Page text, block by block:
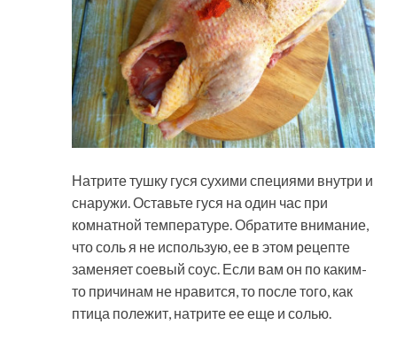
Натрите тушку гуся сухими специями внутри и
снаружи. Оставьте гуся на один час при
комнатной температуре. Обратите внимание,
что соль я не использую, ее в этом рецепте
заменяет соевый соус. Если вам он по каким-
то причинам не нравится, то после того, как
птица полежит, натрите ее еще и солью.